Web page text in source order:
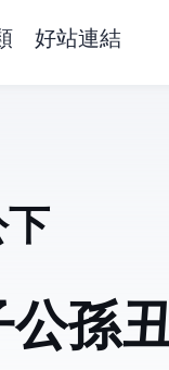
好站連結
公孫